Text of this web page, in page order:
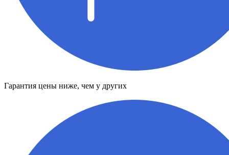
Гарантия цены ниже, чем у других